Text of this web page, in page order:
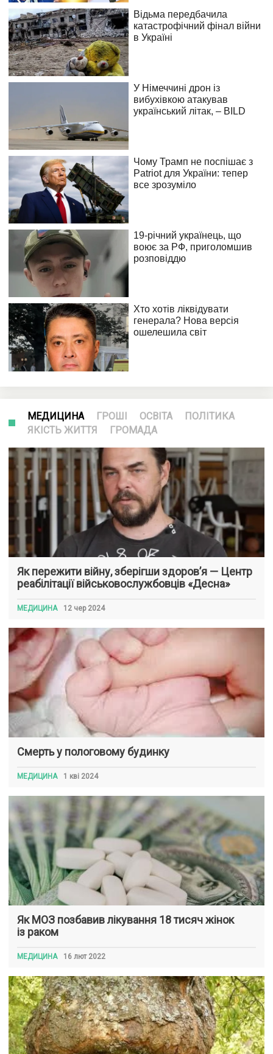
МЕДИЦИНА ГРОШІ ОСВІТА
ПОЛІТИКА
ЯКІСТЬ ЖИТТЯ
ГРОМАДА
Як пережити війну, зберігши здоров’я — Центр
реабілітації військовослужбовців «Десна»
МЕДИЦИНА 12 чер 2024
Смерть у пологовому будинку
МЕДИЦИНА 1 кві 2024
Як МОЗ позбавив лікування 18 тисяч жінок
із раком
МЕДИЦИНА 16 лют 2022